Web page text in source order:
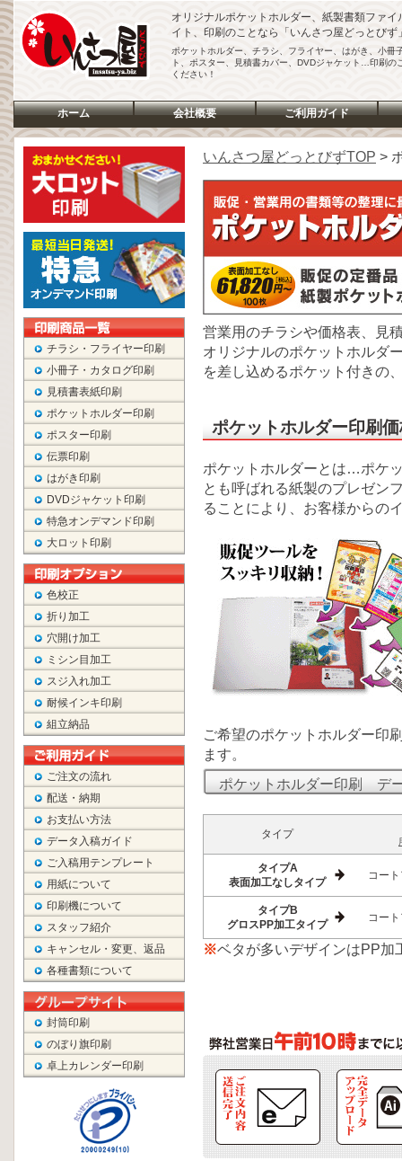
オリジナルポケットホルダー、紙製書類ファイ
イト、印刷のことなら「いんさつ屋どっとびず
ポケットホルダー、チラシ、フライヤー、はがき、小冊
ト、ポスター、見積書カバー、DVDジャケット…印刷の
ください！
ホーム 会社概要 ご利用ガイド
いんさつ屋どっとびずTOP >
営業用のチラシや価格表、見
オリジナルのポケットホルダ
を差し込めるポケット付きの
ポケットホルダー印刷
ポケットホルダーとは…ポケ
とも呼ばれる紙製のプレゼン
ることにより、お客様からの
ご希望のポケットホルダー印
ます。
ポケットホルダー印刷 デ
タイプ
タイプA
表面加工なしタイプ
コー
タイプB
グロスPP加工タイプ
コー
※ベタが多いデザインはPP加
チラシ・フライヤー印刷
小冊子・カタログ印刷
見積書表紙印刷
ポケットホルダー印刷
ポスター印刷
伝票印刷
はがき印刷
DVDジャケット印刷
特急オンデマンド印刷
大ロット印刷
色校正
折り加工
穴開け加工
ミシン目加工
スジ入れ加工
耐候インキ印刷
組立納品
ご注文の流れ
配送・納期
お支払い方法
データ入稿ガイド
ご入稿用テンプレート
用紙について
印刷機について
スタッフ紹介
キャンセル・変更、返品
各種書類について
封筒印刷
のぼり旗印刷
卓上カレンダー印刷